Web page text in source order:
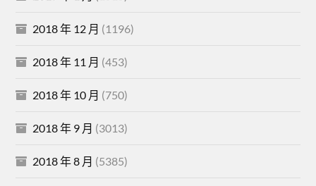
2018 年 12 月 (1196)
2018 年 11 月 (453)
2018 年 10 月 (750)
2018 年 9 月 (3013)
2018 年 8 月 (5385)